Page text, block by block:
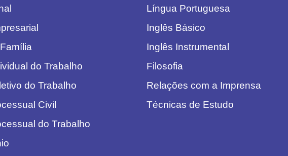
do Trabalho
do Trabalho
Civil
do Trabalho
Língua Portuguesa
Inglês Básico
Inglês Instrumental
Filosofia
Relações com a Imprensa
Técnicas de Estudo